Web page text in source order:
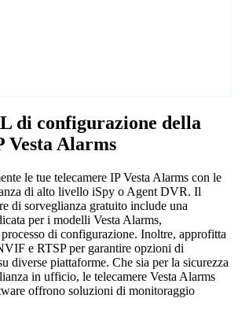
di configurazione della
Vesta Alarms
le tue telecamere IP Vesta Alarms con le
di alto livello iSpy o Agent DVR. Il
di sorveglianza gratuito include una
per i modelli Vesta Alarms,
di configurazione. Inoltre, approfitta
e RTSP per garantire opzioni di
diverse piattaforme. Che sia per la sicurezza
in ufficio, le telecamere Vesta Alarms
offrono soluzioni di monitoraggio